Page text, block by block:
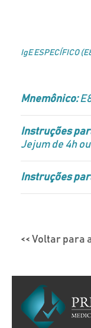
IgE ESPECÍFICO
Mnemônico:
Instruções
Jejum de 4h
Instruções
<< Voltar para